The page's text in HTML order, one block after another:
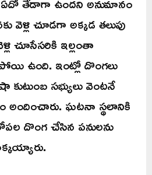
వెళ్లి చూడగా అక్కడ తలుపు
చూసేసరికి ఇల్లంతా
ఉంది. ఇంట్లో దొంగలు
సభ్యులు వెంటనే
ఘటనా స్థలానికి
దొంగ చేసిన పనులను